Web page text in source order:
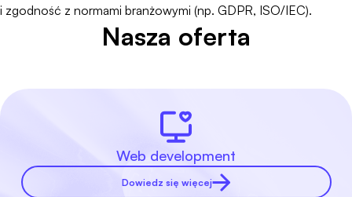
i zgodność z normami branżowymi (np. GDPR, ISO/IEC).
Nasza oferta
Web development
Dowiedz się więcej